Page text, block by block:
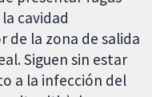
cavidad
de la zona de salida
Siguen sin estar
a la infección del